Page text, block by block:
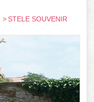
> STELE SOUVENIR